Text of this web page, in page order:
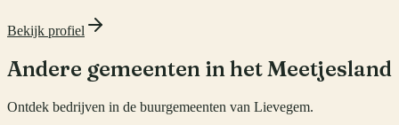
Bekijk profiel
Andere gemeenten in het Meetjesland
Ontdek bedrijven in de buurgemeenten van Lievegem.